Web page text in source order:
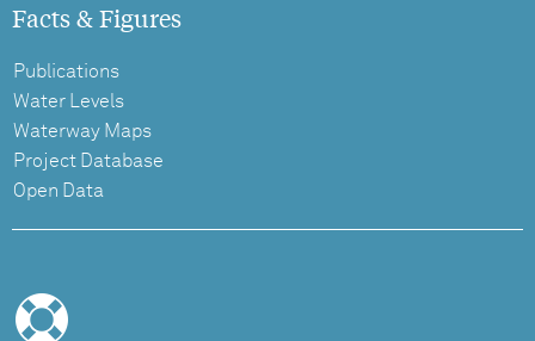
Facts & Figures
Publications
Water Levels
Waterway Maps
Project Database
Open Data